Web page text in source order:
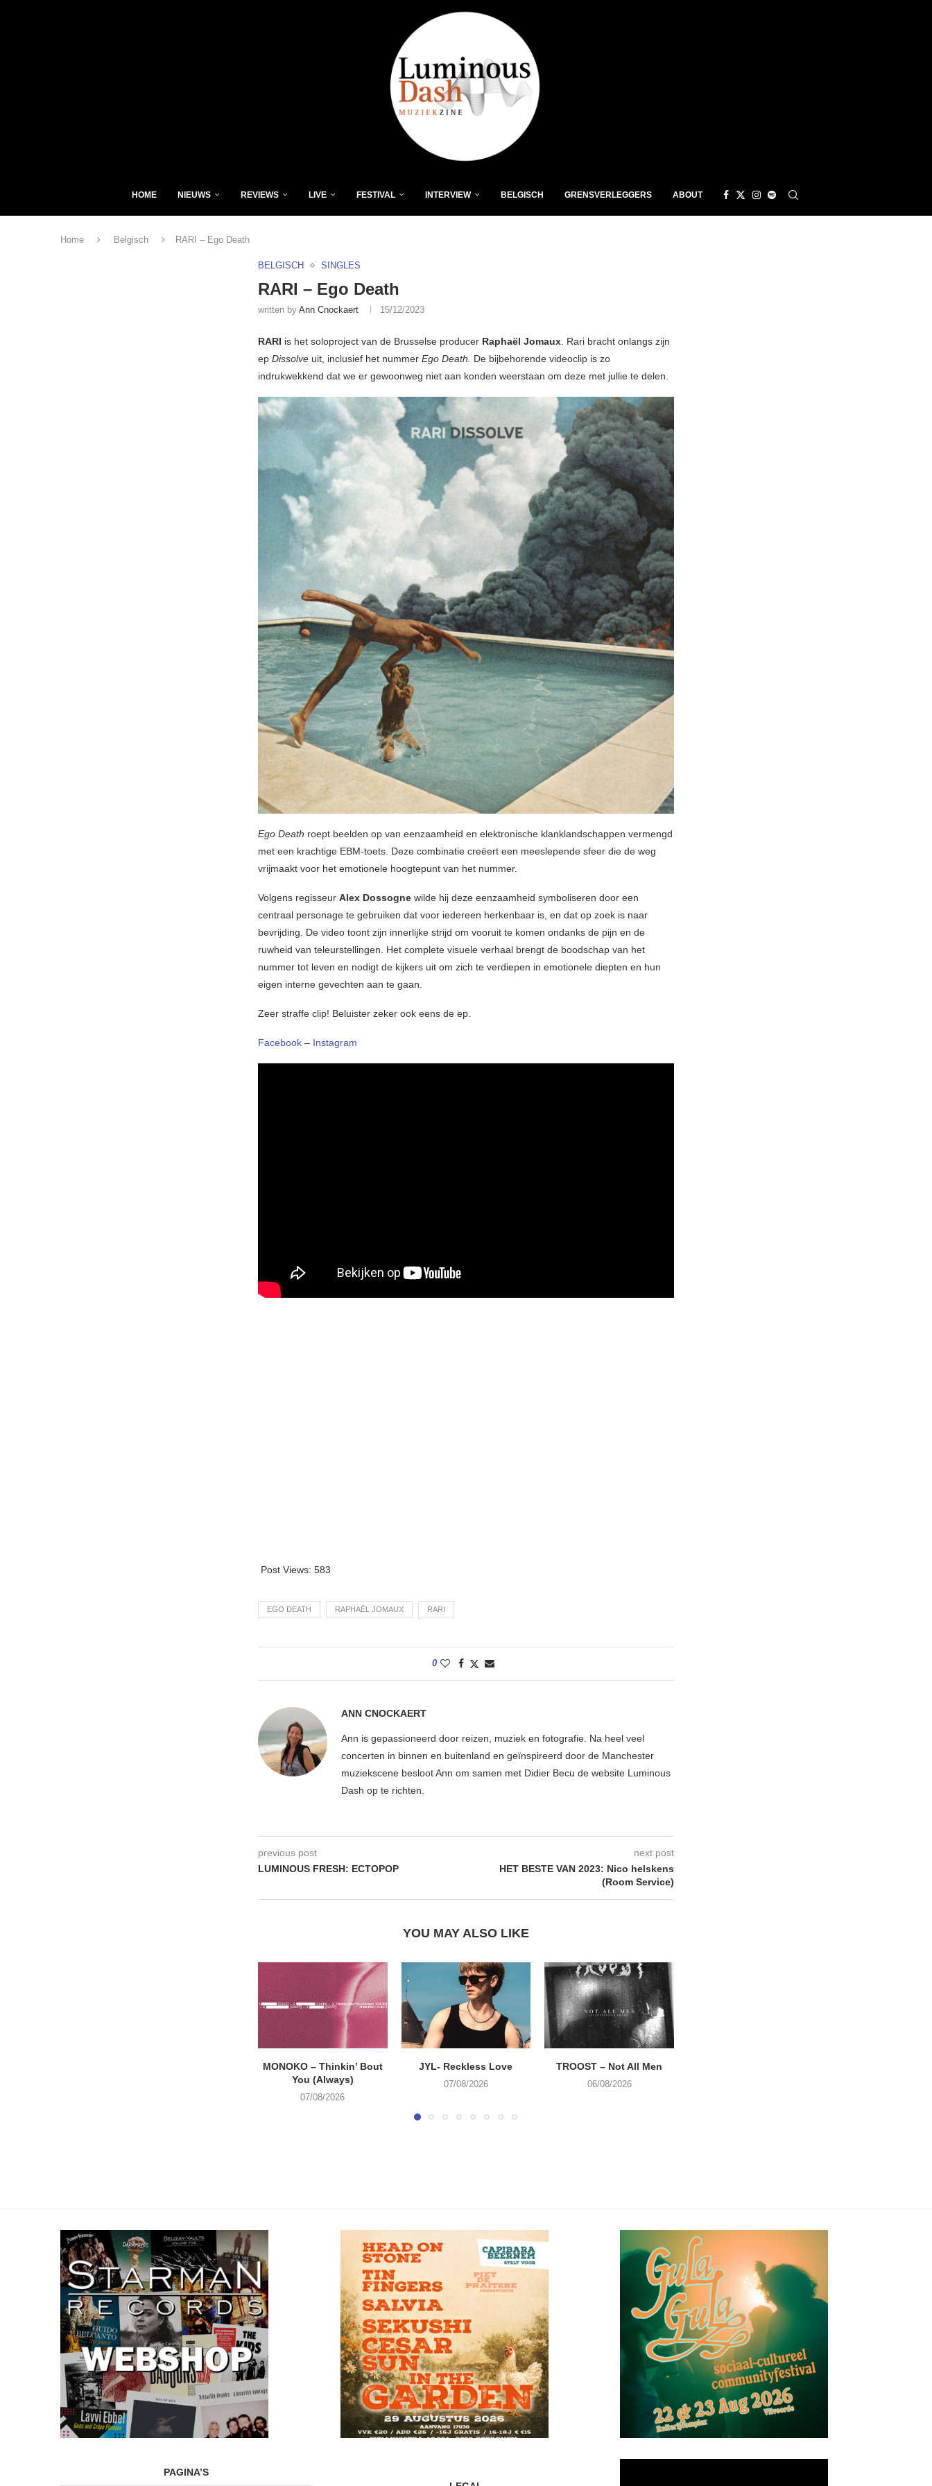
HOME NIEUWS REVIEWS LIVE FESTIVAL INTERVIEW BELGISCH GRENSVERLEGGERS ABOUT
Home Belgisch RARI – Ego Death
BELGISCH SINGLES
RARI – Ego Death
written by Ann Cnockaert 15/12/2023
RARI is het soloproject van de Brusselse producer Raphaël Jomaux. Rari bracht onlangs zijn
ep Dissolve uit, inclusief het nummer Ego Death. De bijbehorende videoclip is zo
indrukwekkend dat we er gewoonweg niet aan konden weerstaan om deze met jullie te delen.
Ego Death roept beelden op van eenzaamheid en elektronische klanklandschappen vermengd
met een krachtige EBM-toets. Deze combinatie creëert een meeslepende sfeer die de weg
vrijmaakt voor het emotionele hoogtepunt van het nummer.
Volgens regisseur Alex Dossogne wilde hij deze eenzaamheid symboliseren door een
centraal personage te gebruiken dat voor iedereen herkenbaar is, en dat op zoek is naar
bevrijding. De video toont zijn innerlijke strijd om vooruit te komen ondanks de pijn en de
ruwheid van teleurstellingen. Het complete visuele verhaal brengt de boodschap van het
nummer tot leven en nodigt de kijkers uit om zich te verdiepen in emotionele diepten en hun
eigen interne gevechten aan te gaan.
Zeer straffe clip! Beluister zeker ook eens de ep.
Facebook – Instagram
Post Views: 583
EGO DEATH RAPHAËL JOMAUX RARI
0
ANN CNOCKAERT
Ann is gepassioneerd door reizen, muziek en fotografie. Na heel veel
concerten in binnen en buitenland en geïnspireerd door de Manchester
muziekscene besloot Ann om samen met Didier Becu de website Luminous
Dash op te richten.
previous post
LUMINOUS FRESH: ECTOPOP
next post
HET BESTE VAN 2023: Nico helskens
(Room Service)
YOU MAY ALSO LIKE
MONOKO – Thinkin’ Bout
You (Always)
07/08/2026
JYL- Reckless Love
07/08/2026
TROOST – Not All Men
06/08/2026
PAGINA’S